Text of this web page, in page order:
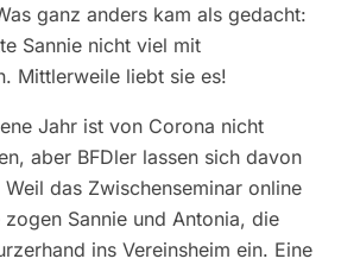
ganz anders kam als gedacht:
Sannie nicht viel mit
Mittlerweile liebt sie es!
Jahr ist von Corona nicht
aber BFDler lassen sich davon
das Zwischenseminar online
Sannie und Antonia, die
ins Vereinsheim ein. Eine